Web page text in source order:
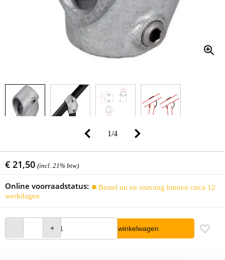
1/4
€ 21,50 (incl. 21% btw)
Online voorraadstatus:
Bestel nu en ontvang binnen circa 12
werkdagen
In winkelwagen